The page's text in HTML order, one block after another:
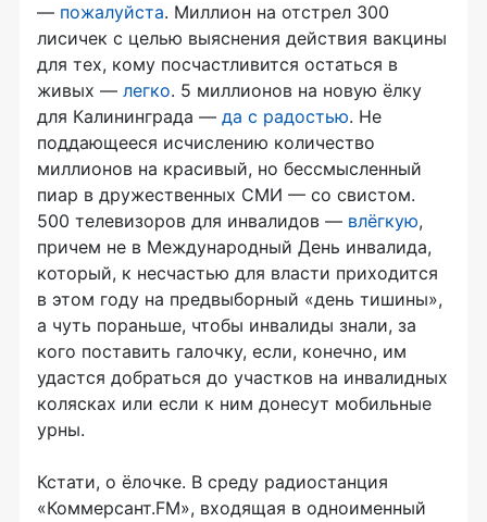
— пожалуйста. Миллион на отстрел 300
лисичек с целью выяснения действия вакцины
для тех, кому посчастливится остаться в
живых — легко. 5 миллионов на новую ёлку
для Калининграда — да с радостью. Не
поддающееся исчислению количество
миллионов на красивый, но бессмысленный
пиар в дружественных СМИ — со свистом.
500 телевизоров для инвалидов — влёгкую,
причем не в Международный День инвалида,
который, к несчастью для власти приходится
в этом году на предвыборный «день тишины»,
а чуть пораньше, чтобы инвалиды знали, за
кого поставить галочку, если, конечно, им
удастся добраться до участков на инвалидных
колясках или если к ним донесут мобильные
урны.
Кстати, о ёлочке. В среду радиостанция
«Коммерсант.FM», входящая в одноименный